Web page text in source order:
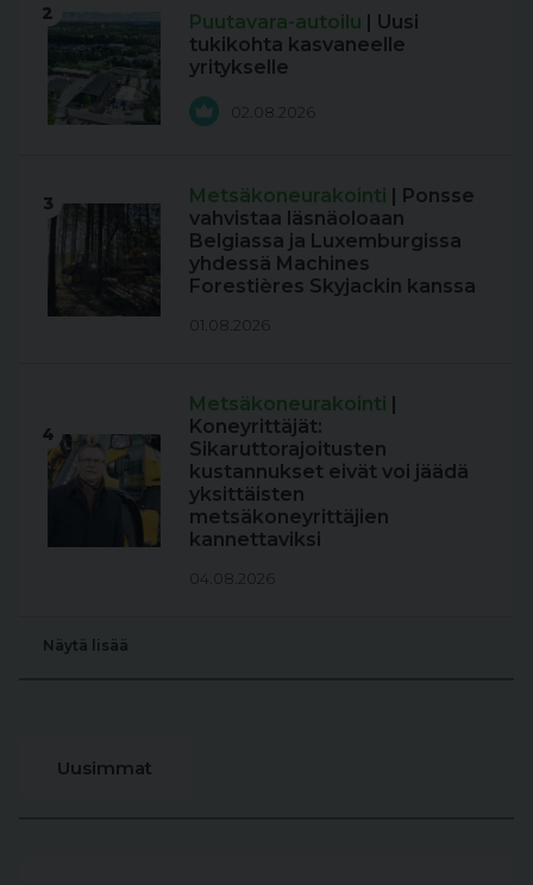
2 Puutavara-autoilu | Uusi
tukikohta kasvaneelle
yritykselle
02.08.2026
3 Metsäkoneurakointi | Ponsse
vahvistaa läsnäoloaan
Belgiassa ja Luxemburgissa
yhdessä Machines
Forestières Skyjackin kanssa
01.08.2026
4
Metsäkoneurakointi |
Koneyrittäjät:
Sikaruttorajoitusten
kustannukset eivät voi jäädä
yksittäisten
metsäkoneyrittäjien
kannettaviksi
04.08.2026
Näytä lisää
Uusimmat